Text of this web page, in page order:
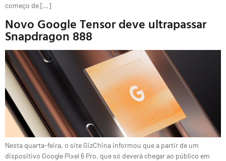
começo de […]
Novo Google Tensor deve ultrapassar
Snapdragon 888
Nesta quarta-feira, o site GizChina informou que a partir de um
dispositivo Google Pixel 6 Pro, que só deverá chegar ao público em